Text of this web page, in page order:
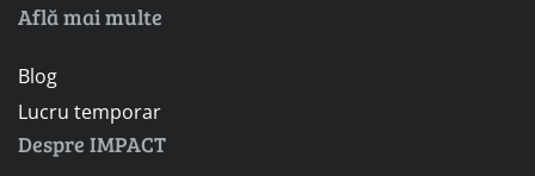
Află mai multe
Blog
Lucru temporar
Despre IMPACT